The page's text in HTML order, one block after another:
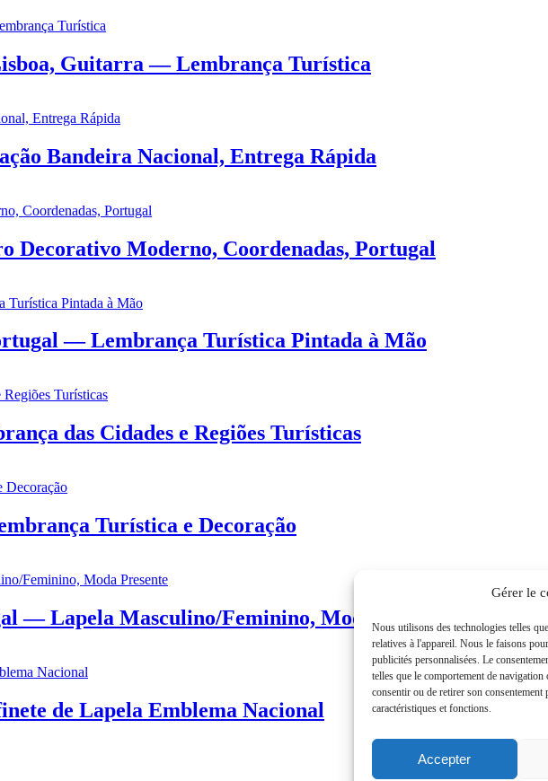
Gérer le
Nous utilisons des technologies telles
relatives à l'appareil. Nous le faisons
publicités personnalisées. Le
telles que le comportement de
consentir ou de retirer son
caractéristiques et fonctions.
Accepter
Guitarra — Lembrança Turística
Bandeira Nacional, Entrega Rápida
Decorativo Moderno, Coordenadas, Portugal
— Lembrança Turística Pintada à Mão
das Cidades e Regiões Turísticas
Turística e Decoração
— Lapela Masculino/Feminino, Moda Presente
de Lapela Emblema Nacional